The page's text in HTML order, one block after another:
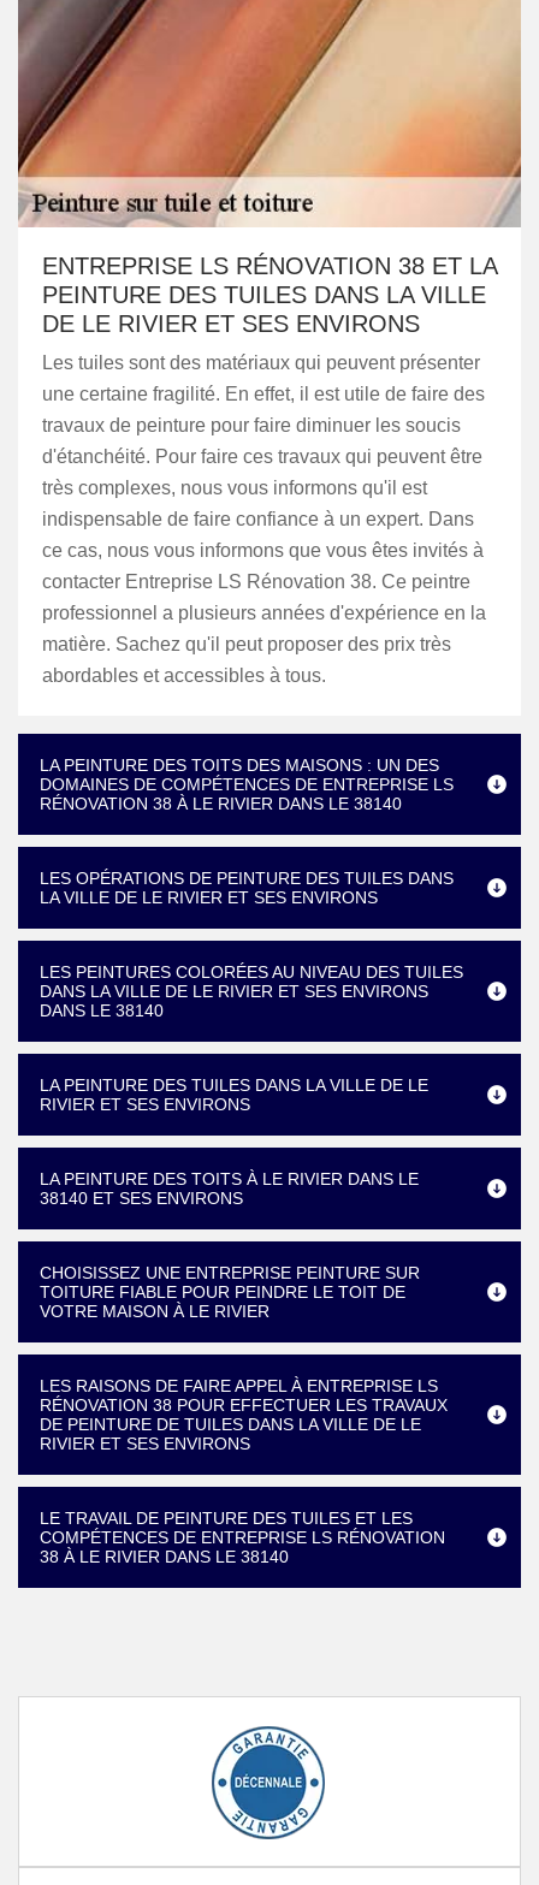
ENTREPRISE LS RÉNOVATION 38 ET LA
PEINTURE DES TUILES DANS LA VILLE
DE LE RIVIER ET SES ENVIRONS
Les tuiles sont des matériaux qui peuvent présenter
une certaine fragilité. En effet, il est utile de faire des
travaux de peinture pour faire diminuer les soucis
d'étanchéité. Pour faire ces travaux qui peuvent être
très complexes, nous vous informons qu'il est
indispensable de faire confiance à un expert. Dans
ce cas, nous vous informons que vous êtes invités à
contacter Entreprise LS Rénovation 38. Ce peintre
professionnel a plusieurs années d'expérience en la
matière. Sachez qu'il peut proposer des prix très
abordables et accessibles à tous.
LA PEINTURE DES TOITS DES MAISONS : UN DES
DOMAINES DE COMPÉTENCES DE ENTREPRISE LS
RÉNOVATION 38 À LE RIVIER DANS LE 38140
LES OPÉRATIONS DE PEINTURE DES TUILES DANS
LA VILLE DE LE RIVIER ET SES ENVIRONS
LES PEINTURES COLORÉES AU NIVEAU DES TUILES
DANS LA VILLE DE LE RIVIER ET SES ENVIRONS
DANS LE 38140
LA PEINTURE DES TUILES DANS LA VILLE DE LE
RIVIER ET SES ENVIRONS
LA PEINTURE DES TOITS À LE RIVIER DANS LE
38140 ET SES ENVIRONS
CHOISISSEZ UNE ENTREPRISE PEINTURE SUR
TOITURE FIABLE POUR PEINDRE LE TOIT DE
VOTRE MAISON À LE RIVIER
LES RAISONS DE FAIRE APPEL À ENTREPRISE LS
RÉNOVATION 38 POUR EFFECTUER LES TRAVAUX
DE PEINTURE DE TUILES DANS LA VILLE DE LE
RIVIER ET SES ENVIRONS
LE TRAVAIL DE PEINTURE DES TUILES ET LES
COMPÉTENCES DE ENTREPRISE LS RÉNOVATION
38 À LE RIVIER DANS LE 38140